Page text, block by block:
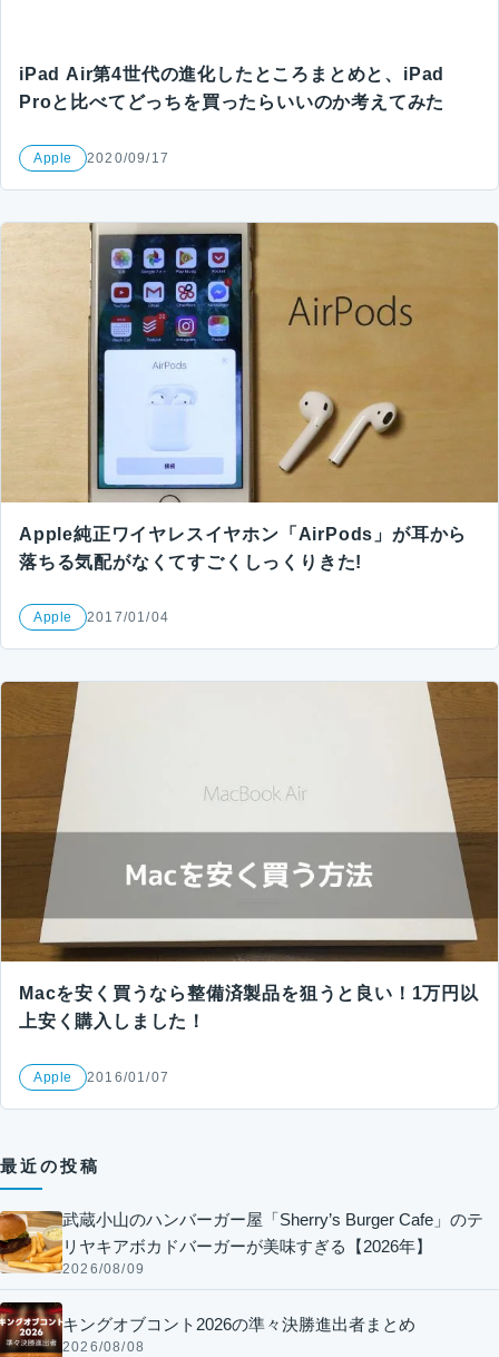
iPad Air第4世代の進化したところまとめと、iPad
Proと比べてどっちを買ったらいいのか考えてみた
Apple 2020/09/17
Apple純正ワイヤレスイヤホン「AirPods」が耳から
落ちる気配がなくてすごくしっくりきた!
Apple 2017/01/04
Macを安く買うなら整備済製品を狙うと良い！1万円以
上安く購入しました！
Apple 2016/01/07
最近の投稿
武蔵小山のハンバーガー屋「Sherry’s Burger Cafe」のテ
リヤキアボカドバーガーが美味すぎる【2026年】
2026/08/09
キングオブコント2026の準々決勝進出者まとめ
2026/08/08